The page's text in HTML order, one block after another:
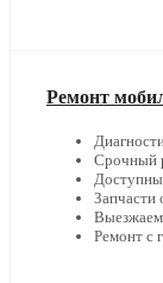
Ремонт
Срочный
Запчасти
Выезжаем
Ремонт с